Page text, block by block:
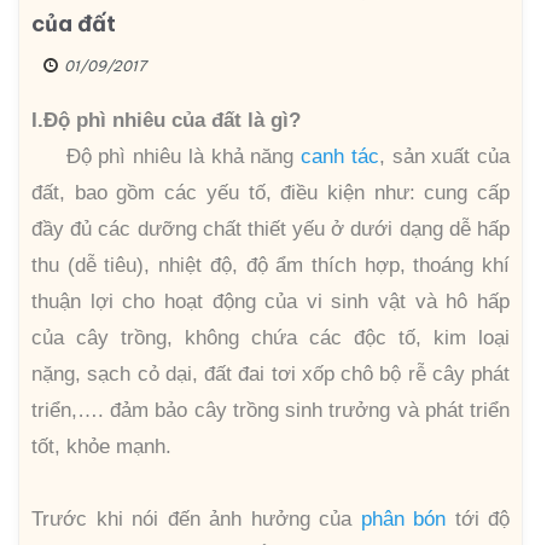
của đất
01/09/2017
I.Độ phì nhiêu của đất là gì?
Độ phì nhiêu là khả năngcanh tác, sản xuất của
đất, bao gồm các yếu tố, điều kiện như: cung cấp
đầy đủ các dưỡng chất thiết yếu ở dưới dạng dễ hấp
thu (dễ tiêu), nhiệt độ, độ ẩm thích hợp, thoáng khí
thuận lợi cho hoạt động của vi sinh vật và hô hấp
của cây trồng, không chứa các độc tố, kim loại
nặng, sạch cỏ dại, đất đai tơi xốp chô bộ rễ cây phát
triển,…. đảm bảo cây trồng sinh trưởng và phát triển
tốt, khỏe mạnh.
Trước khi nói đến ảnh hưởng của phân bón tới độ